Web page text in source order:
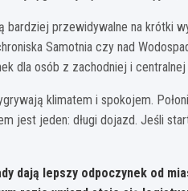
bardziej przewidywalne na krótki
Samotnia czy nad
dla osób z zachodniej i centralnej
klimatem i spokojem.
jest jeden: długi dojazd. Jeśli
dają lepszy odpoczynek od